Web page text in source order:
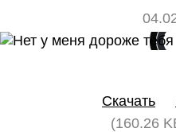
Скачать
(160.26